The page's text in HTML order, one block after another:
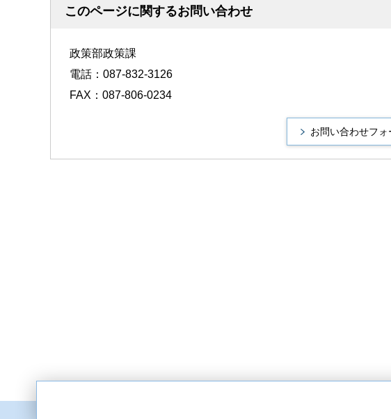
このページに関するお問い合わせ
政策部政策課
電話：087-832-3126
FAX：087-806-0234